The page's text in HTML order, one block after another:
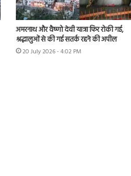
अमरनाथ और वैष्णो देवी यात्रा फिर रोकी गई,
श्रद्धालुओं से की गई सतर्क रहने की अपील
20 July 2026 - 4:02 PM